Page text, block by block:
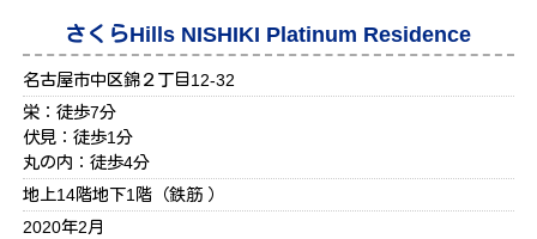
さくらHills NISHIKI Platinum Residence
名古屋市中区錦２丁目12-32
栄：徒歩7分
伏見：徒歩1分
丸の内：徒歩4分
地上14階地下1階（鉄筋 ）
2020年2月